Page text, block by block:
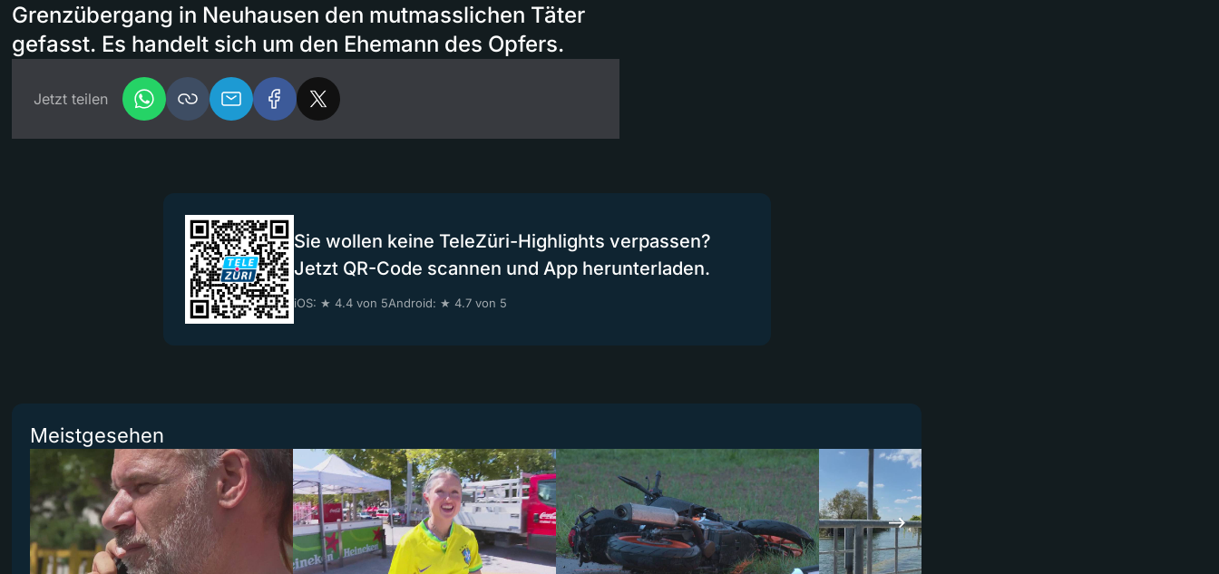
Grenzübergang in Neuhausen den mutmasslichen Täter
gefasst. Es handelt sich um den Ehemann des Opfers.
Jetzt teilen
Sie wollen keine TeleZüri-Highlights verpassen?
Jetzt QR-Code scannen und App herunterladen.
iOS: ★ 4.4 von 5Android: ★ 4.7 von 5
Meistgesehen